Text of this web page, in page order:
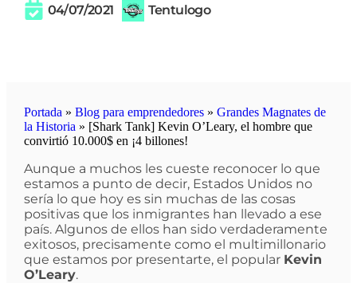
04/07/2021 Tentulogo
Portada » Blog para emprendedores» Grandes Magnates de
la Historia » [Shark Tank] Kevin O’Leary, el hombre que
convirtió 10.000$ en ¡4 billones!
Aunque a muchos les cueste reconocer lo que
estamos a punto de decir, Estados Unidos no
sería lo que hoy es sin muchas de las cosas
positivas que los inmigrantes han llevado a ese
país. Algunos de ellos han sido verdaderamente
exitosos, precisamente como el multimillonario
que estamos por presentarte, el popular Kevin
O’Leary.